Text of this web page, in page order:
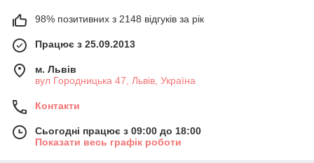
98% позитивних з 2148 відгуків за рік
Працює з 25.09.2013
м. Львів
вул Городницька 47, Львів, Україна
Контакти
Сьогодні працює з 09:00 до 18:00
Показати весь графік роботи